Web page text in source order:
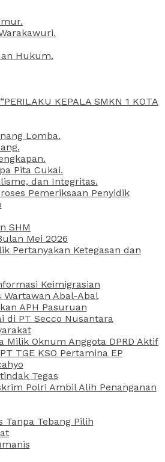
Hukum.
KEPALA SMKN 1 KOTA
Lomba.
Pita Cukai.
dan Integritas.
Pemeriksaan Penyidik
SHM
Mei 2026
Pertanyakan Ketegasan dan
Keimigrasian
Wartawan Abal-Abal
APH Pasuruan
di PT Secco Nusantara
Milik Oknum Anggota DPRD Aktif
TGE KSO Pertamina EP
Tegas
Polri Ambil Alih Penanganan
Tebang Pilih